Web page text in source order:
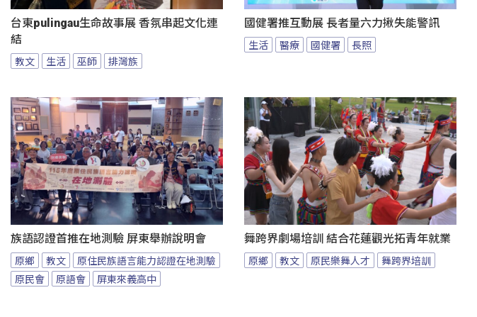
台東pulingau生命故事展 香氛串起文化連
結
教文 生活 巫師 排灣族
國健署推互動展 長者量六力揪失能警訊
生活 醫療 國健署 長照
族語認證首推在地測驗 屏東舉辦說明會
原鄉 教文
原住民族語言能力認證在地測驗
原民會
原語會 屏東來義高中
舞跨界劇場培訓 結合花蓮觀光拓青年就業
原鄉 教文 原民樂舞人才 舞跨界培訓